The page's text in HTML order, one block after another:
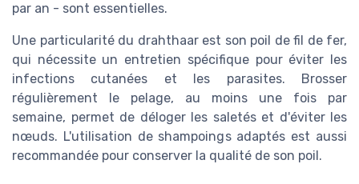
par an - sont essentielles.
Une particularité du drahthaar est son poil de fil de fer,
qui nécessite un entretien spécifique pour éviter les
infections cutanées et les parasites. Brosser
régulièrement le pelage, au moins une fois par
semaine, permet de déloger les saletés et d'éviter les
nœuds. L'utilisation de shampoings adaptés est aussi
recommandée pour conserver la qualité de son poil.